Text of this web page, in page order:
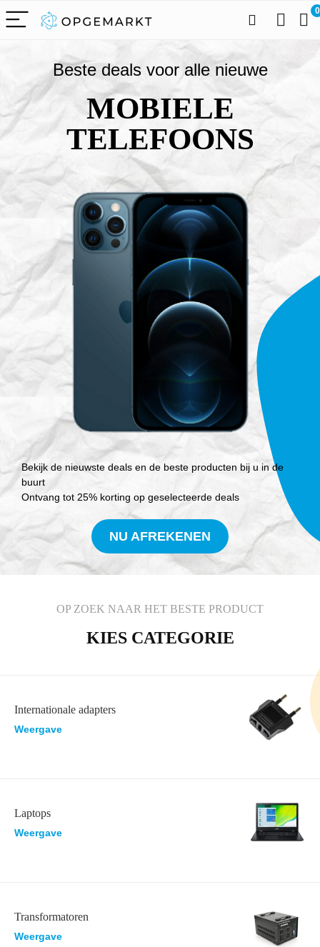
0
Beste deals voor alle nieuwe
MOBIELE
TELEFOONS
Bekijk de nieuwste deals en de beste producten bij u in de
buurt
Ontvang tot 25% korting op geselecteerde deals
NU AFREKENEN
OP ZOEK NAAR HET BESTE PRODUCT
KIES CATEGORIE
Internationale adapters
Weergave
Laptops
Weergave
Transformatoren
Weergave